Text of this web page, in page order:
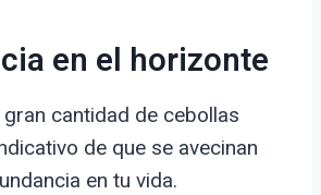
en el horizonte
cantidad de cebollas
de que se avecinan
en tu vida.